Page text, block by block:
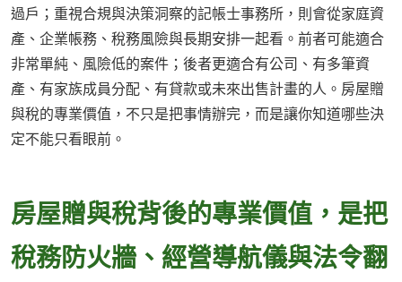
過戶；重視合規與決策洞察的記帳士事務所，則會從家庭資
產、企業帳務、稅務風險與長期安排一起看。前者可能適合
非常單純、風險低的案件；後者更適合有公司、有多筆資
產、有家族成員分配、有貸款或未來出售計畫的人。房屋贈
與稅的專業價值，不只是把事情辦完，而是讓你知道哪些決
定不能只看眼前。
房屋贈與稅背後的專業價值，是把
稅務防火牆、經營導航儀與法令翻